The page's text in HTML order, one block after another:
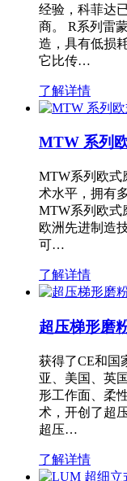
经验，科菲达
商。 R系列雷
造，具有低损
它比传…
了解详情
MTW 系列
MTW系列欧式
术水平，拥有
MTW系列欧式
欧洲先进制造
可…
了解详情
超压梯形磨
获得了CE和国
亚、美国、英
形工作面、柔
术，开创了超
超压…
了解详情